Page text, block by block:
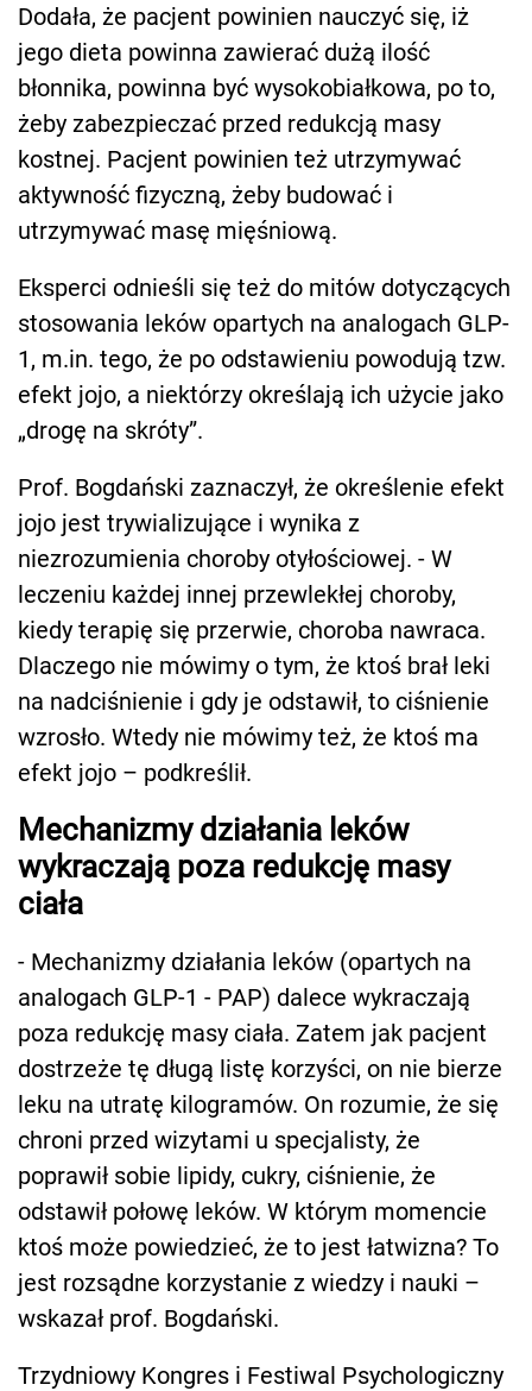
Dodała, że pacjent powinien nauczyć się, iż
jego dieta powinna zawierać dużą ilość
błonnika, powinna być wysokobiałkowa, po to,
żeby zabezpieczać przed redukcją masy
kostnej. Pacjent powinien też utrzymywać
aktywność fizyczną, żeby budować i
utrzymywać masę mięśniową.
Eksperci odnieśli się też do mitów dotyczących
stosowania leków opartych na analogach GLP-
1, m.in. tego, że po odstawieniu powodują tzw.
efekt jojo, a niektórzy określają ich użycie jako
„drogę na skróty”.
Prof. Bogdański zaznaczył, że określenie efekt
jojo jest trywializujące i wynika z
niezrozumienia choroby otyłościowej. - W
leczeniu każdej innej przewlekłej choroby,
kiedy terapię się przerwie, choroba nawraca.
Dlaczego nie mówimy o tym, że ktoś brał leki
na nadciśnienie i gdy je odstawił, to ciśnienie
wzrosło. Wtedy nie mówimy też, że ktoś ma
efekt jojo – podkreślił.
Mechanizmy działania leków
wykraczają poza redukcję masy
ciała
- Mechanizmy działania leków (opartych na
analogach GLP-1 - PAP) dalece wykraczają
poza redukcję masy ciała. Zatem jak pacjent
dostrzeże tę długą listę korzyści, on nie bierze
leku na utratę kilogramów. On rozumie, że się
chroni przed wizytami u specjalisty, że
poprawił sobie lipidy, cukry, ciśnienie, że
odstawił połowę leków. W którym momencie
ktoś może powiedzieć, że to jest łatwizna? To
jest rozsądne korzystanie z wiedzy i nauki –
wskazał prof. Bogdański.
Trzydniowy Kongres i Festiwal Psychologiczny